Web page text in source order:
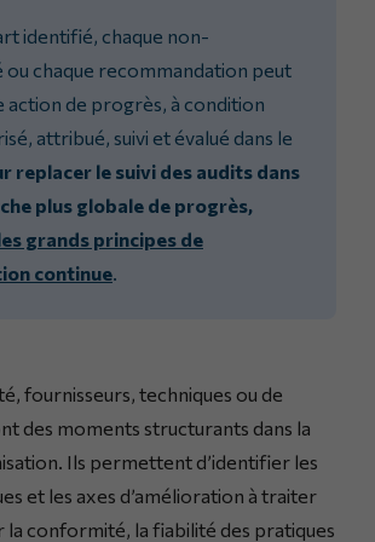
identifié, chaque non-
chaque recommandation peut
action de progrès, à condition
attribué, suivi et évalué dans le
replacer le suivi des audits dans
plus globale de progrès,
grands principes de
continue
fournisseurs, techniques ou de
des moments structurants dans la
Ils permettent d’identifier les
et les axes d’amélioration à traiter
conformité, la fiabilité des pratiques